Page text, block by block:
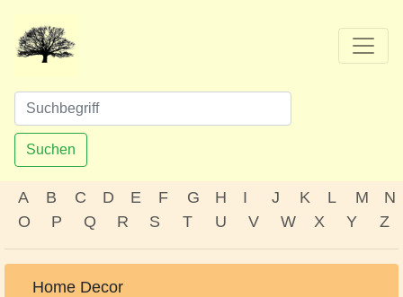
Suchen
A B C D E F G H I J K L M
N
O
P Q R S T U V W X Y Z
Home Decor